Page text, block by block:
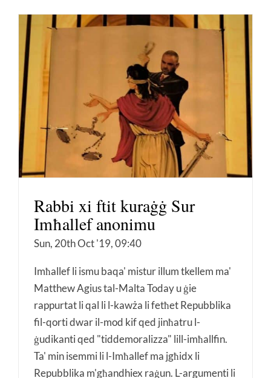
Rabbi xi ftit kuraġġ Sur
Imħallef anonimu
Sun, 20th Oct '19, 09:40
Imħallef li ismu baqa' mistur illum tkellem ma'
Matthew Agius tal-Malta Today u ġie
rappurtat li qal li l-kawża li fetħet Repubblika
fil-qorti dwar il-mod kif qed jinħatru l-
ġudikanti qed "tiddemoralizza" lill-imħallfin.
Ta' min isemmi li l-Imħallef ma jgħidx li
Repubblika m'għandhiex raġun. L-argumenti li